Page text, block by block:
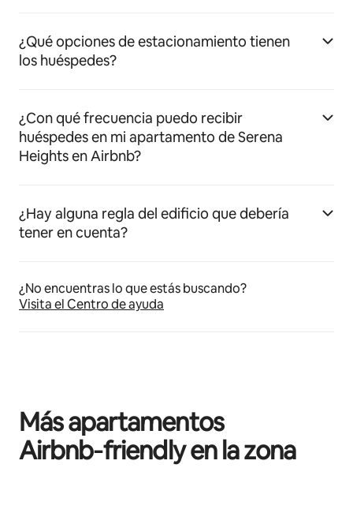
¿Qué opciones de estacionamiento tienen
los huéspedes?
¿Con qué frecuencia puedo recibir
huéspedes en mi apartamento de Serena
Heights en Airbnb?
¿Hay alguna regla del edificio que debería
tener en cuenta?
¿No encuentras lo que estás buscando?
Visita el Centro de ayuda
Más apartamentos
Airbnb‑friendly en la zona